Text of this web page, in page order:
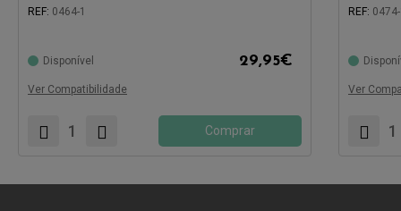
REF: 0464-1
Disponível 29,95€
Ver Compatibilidade
Comprar
REF:
Ver